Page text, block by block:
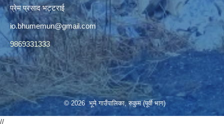
प्रेम प्रसाद भट्टराई
io.bhumemun@gmail.com
9869331333
© 2026 भूमे गाउँपालिका, रुकुम (पूर्वी भाग)
//